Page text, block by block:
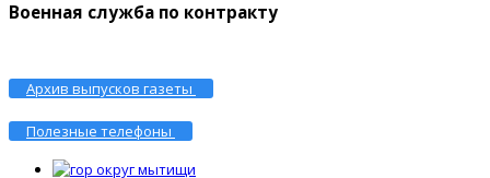
Военная служба по контракту
Архив выпусков газеты
Полезные телефоны